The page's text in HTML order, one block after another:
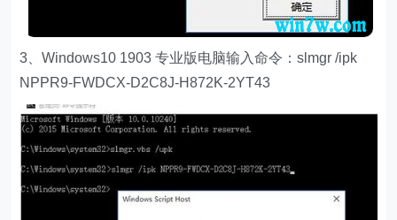
3、Windows10 1903 专业版电脑输入命令：slmgr /ipk
NPPR9-FWDCX-D2C8J-H872K-2YT43